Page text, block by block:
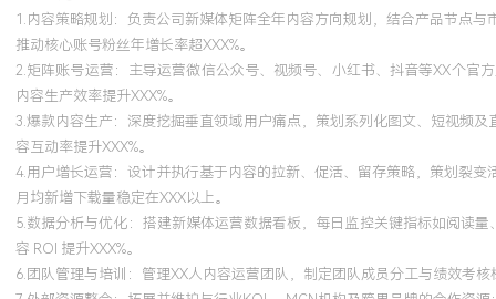
1.内容策略规划：负责公司新媒体矩阵全年内容方向规划，结合产品节点
推动核心账号粉丝年增长率超XXX%。
2.矩阵账号运营：主导运营微信公众号、视频号、小红书、抖音等XX个官
内容生产效率提升XXX%。
3.爆款内容生产：深度挖掘垂直领域用户痛点，策划系列化图文、短视频
容互动率提升XXX%。
4.用户增长运营：设计并执行基于内容的拉新、促活、留存策略，策划裂
月均新增下载量稳定在XXX以上。
5.数据分析与优化：搭建新媒体运营数据看板，每日监控关键指标如阅读
容 ROI 提升XXX%。
6.团队管理与培训：管理XX人内容运营团队，制定团队成员分工与绩效考